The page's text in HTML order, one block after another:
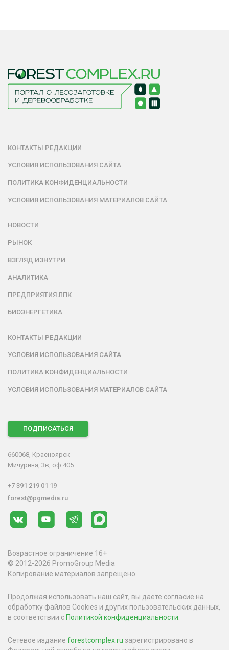
КОНТАКТЫ РЕДАКЦИИ
УСЛОВИЯ ИСПОЛЬЗОВАНИЯ САЙТА
ПОЛИТИКА КОНФИДЕНЦИАЛЬНОСТИ
УСЛОВИЯ ИСПОЛЬЗОВАНИЯ МАТЕРИАЛОВ САЙТА
НОВОСТИ
РЫНОК
ВЗГЛЯД ИЗНУТРИ
АНАЛИТИКА
ПРЕДПРИЯТИЯ ЛПК
БИОЭНЕРГЕТИКА
КОНТАКТЫ РЕДАКЦИИ
УСЛОВИЯ ИСПОЛЬЗОВАНИЯ САЙТА
ПОЛИТИКА КОНФИДЕНЦИАЛЬНОСТИ
УСЛОВИЯ ИСПОЛЬЗОВАНИЯ МАТЕРИАЛОВ САЙТА
ПОДПИСАТЬСЯ
660068, Красноярск
Мичурина, 3в, оф.405
+7 391 219 01 19
forest@pgmedia.ru
Возрастное ограничение 16+
© 2012-2026 PromoGroup Media
Копирование материалов запрещено.
Продолжая использовать наш сайт, вы даете согласие на
обработку файлов Cookies и других пользовательских данных,
в соответствии с Политикой конфиденциальности
Сетевое издание forestcomplex.ru зарегистрировано в